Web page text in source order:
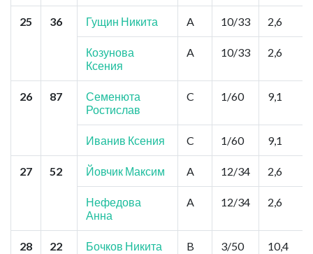
25 36 Гущин Никита A 10/33 2,6
Козунова
Ксения
A 10/33 2,6
26 87
Семенюта
Ростислав
C 1/60 9,1
Иванив Ксения C 1/60 9,1
27 52 Йовчик Максим A 12/34 2,6
Нефедова
Анна
A 12/34 2,6
28 22 Бочков Никита B 3/50 10,4